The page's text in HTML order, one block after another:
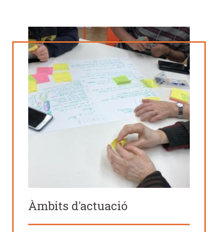
Àmbits d'actuació